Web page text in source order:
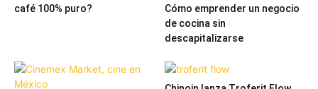
café 100% puro?
Cómo emprender un negocio
de cocina sin
descapitalizarse